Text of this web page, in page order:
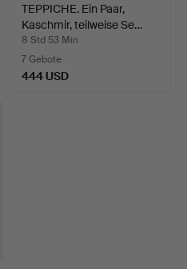
TEPPICHE. Ein Paar,
Kaschmir, teilweise Se…
8 Std 53 Min
7 Gebote
444 USD